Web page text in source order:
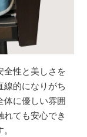
全性と美しさを
線的になりがち
体に優しい雰囲
ても安心でき